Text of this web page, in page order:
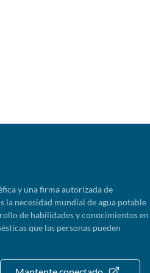
y una firma autorizada de
la necesidad mundial de agua potable
de habilidades y conocimientos en
que las personas pueden